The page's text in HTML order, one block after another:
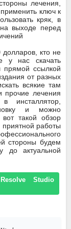
лечения,
ключ к
кряк, в
выходе перед
кто не
у нас скачать
ссылкой
от разных
всякие там
прочие лечения
инсталлятор,
и можно
такой обзор
работы
стороны будем
до актуальной
Studio